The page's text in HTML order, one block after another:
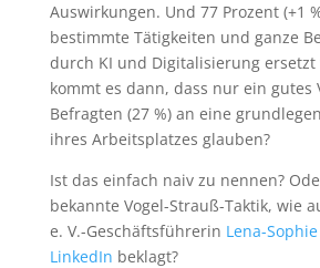
Auswirkungen. Und 77 Prozent (+1
bestimmte Tätigkeiten und ganze
durch KI und Digitalisierung ersetzt
kommt es dann, dass nur ein gutes
Befragten (27 %) an eine
ihres Arbeitsplatzes glauben?
Ist das einfach naiv zu nennen?
bekannte Vogel-Strauß-Taktik, wie
e. V.-Geschäftsführerin Lena-
LinkedIn beklagt?